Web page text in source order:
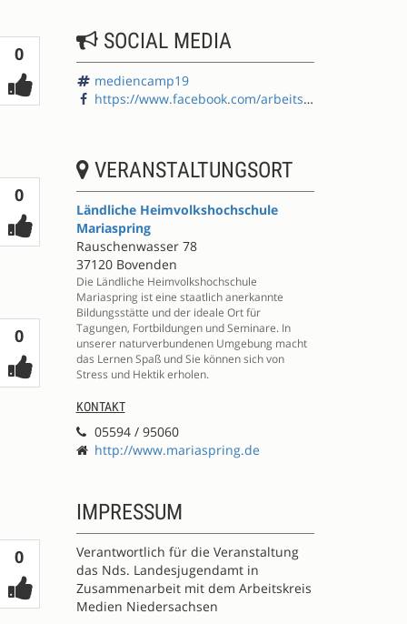
0Votes
0Votes
0Votes
0Votes
SOCIAL MEDIA
mediencamp19
https://www.facebook.com/arbeitskreis.medien
VERANSTALTUNGSORT
Ländliche Heimvolkshochschule
Mariaspring
Rauschenwasser 78
37120 Bovenden
Die Ländliche Heimvolkshochschule
Mariaspring ist eine staatlich anerkannte
Bildungsstätte und der ideale Ort für
Tagungen, Fortbildungen und Seminare. In
unserer naturverbundenen Umgebung macht
das Lernen Spaß und Sie können sich von
Stress und Hektik erholen.
KONTAKT
05594 / 95060
http://www.mariaspring.de
IMPRESSUM
Verantwortlich für die Veranstaltung
das Nds. Landesjugendamt in
Zusammenarbeit mit dem Arbeitskreis
Medien Niedersachsen